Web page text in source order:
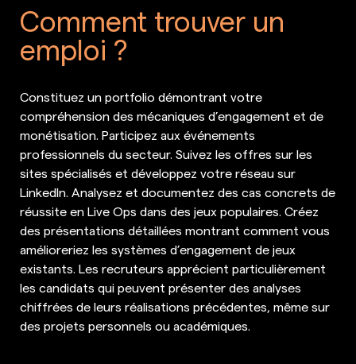
Comment trouver un
emploi ?
Constituez un portfolio démontrant votre
compréhension des mécaniques d’engagement et de
monétisation. Participez aux événements
professionnels du secteur. Suivez les offres sur les
sites spécialisés et développez votre réseau sur
LinkedIn. Analysez et documentez des cas concrets de
réussite en Live Ops dans des jeux populaires. Créez
des présentations détaillées montrant comment vous
amélioreriez les systèmes d’engagement de jeux
existants. Les recruteurs apprécient particulièrement
les candidats qui peuvent présenter des analyses
chiffrées de leurs réalisations précédentes, même sur
des projets personnels ou académiques.